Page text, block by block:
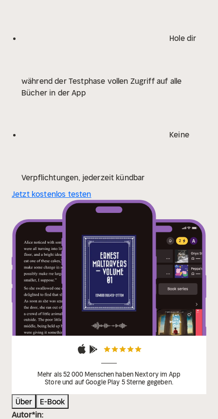
Hole dir
während der Testphase vollen Zugriff auf alle
Bücher in der App
Keine
Verpflichtungen, jederzeit kündbar
Jetzt kostenlos testen
Mehr als 52 000 Menschen haben Nextory im App
Store und auf Google Play 5 Sterne gegeben.
Über
E-Book
Autor*in: